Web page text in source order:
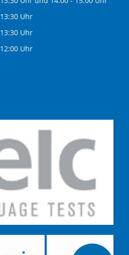
Uhr
Uhr
Uhr